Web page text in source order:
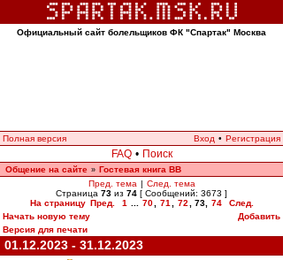
Официальный сайт болельщиков ФК "Спартак" Москва
Полная версия Вход • Регистрация
FAQ • Поиск
Общение на сайте » Гостевая книга ВВ
Пред. тема | След. тема
Страница 73 из 74 [ Сообщений: 3673 ]
На страницу Пред. 1 70 71 72 73, 74
След.
Начать новую тему
Добавить
Версия для печати
01.12.2023 - 31.12.2023